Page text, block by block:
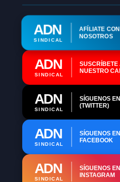
ADN
SINDICAL
AFÍLIATE CON
NOSOTROS
ADN
SINDICAL
SUSCRÍBETE
NUESTRO
ADN
SINDICAL
SÍGUENOS
(TWITTER)
ADN
SINDICAL
SÍGUENOS EN
FACEBOOK
ADN
SINDICAL
SÍGUENOS EN
INSTAGRAM